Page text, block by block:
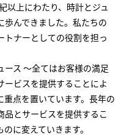
以上にわたり、時計とジュ
歩んできました。私たちの
ナーとしての役割を担っ
ス ～全てはお客様の満足
ービスを提供することによ
重点を置いています。長年の
とサービスを提供するこ
に変えていきます。